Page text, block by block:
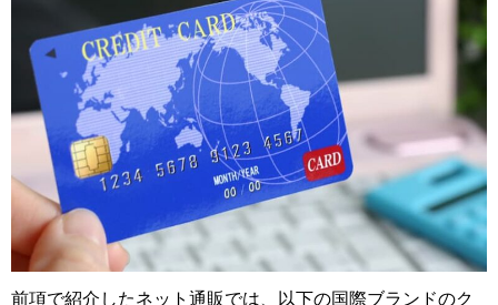
前項で紹介したネット通販では、以下の国際ブランドのク